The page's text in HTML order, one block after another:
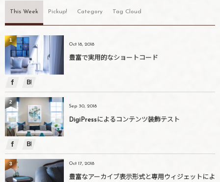
This Week Pickup! Category Tag Cloud
Oct 18, 2018
豊富で実用的なショートコード
1
Sep 30, 2018
DigiPressによるコンテンツ装飾テスト
2
Oct 17, 2018
豊富なアーカイブ表示形式と専用ウィジェットによ
3